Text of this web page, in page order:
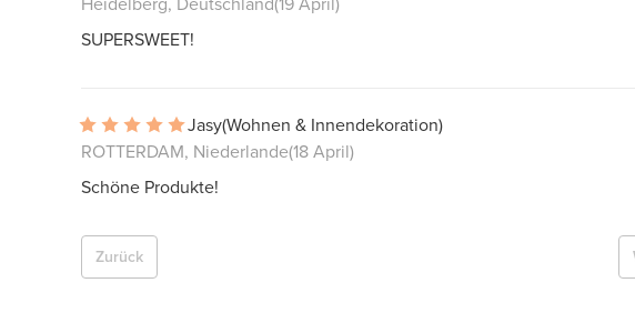
SUPERSWEET!
Jasy(Wohnen & Innendekoration)
ROTTERDAM, Niederlande(18 April)
Schöne Produkte!
Zurück